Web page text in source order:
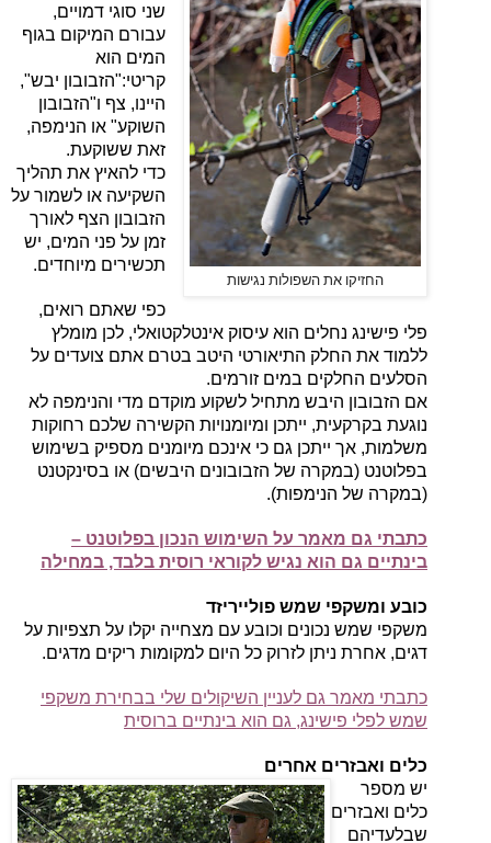
החזיקו את השפולות נגישות
שני סוגי דמויים,
עבורם המיקום בגוף
המים הוא
קריטי:"הזבובון יבש",
היינו, צף ו"הזבובון
השוקע" או הנימפה,
זאת ששוקעת.
כדי להאיץ את תהליך
השקיעה או לשמור על
הזבובון הצף לאורך
זמן על פני המים, יש
תכשירים מיוחדים.
כפי שאתם רואים,
פלי פישינג נחלים הוא עיסוק אינטלקטואלי, לכן מומלץ
ללמוד את החלק התיאורטי היטב בטרם אתם צועדים על
הסלעים החלקים במים זורמים.
אם הזבובון היבש מתחיל לשקוע מוקדם מדי והנימפה לא
נוגעת בקרקעית, ייתכן ומיומנויות הקשירה שלכם רחוקות
משלמות, אך ייתכן גם כי אינכם מיומנים מספיק בשימוש
בפלוטנט (במקרה של הזבובונים היבשים) או בסינקטנט
(במקרה של הנימפות).
כתבתי גם מאמר על השימוש הנכון בפלוטנט –
בינתיים גם הוא נגיש לקוראי רוסית בלבד, במחילה
כובע ומשקפי שמש פולייריזד
משקפי שמש נכונים וכובע עם מצחייה יקלו על תצפיות על
דגים, אחרת ניתן לזרוק כל היום למקומות ריקים מדגים.
כתבתי מאמר גם לעניין השיקולים שלי בבחירת משקפי
שמש לפלי פישינג, גם הוא בינתיים ברוסית
כלים ואבזרים אחרים
יש מספר
כלים ואבזרים
שבלעדיהם